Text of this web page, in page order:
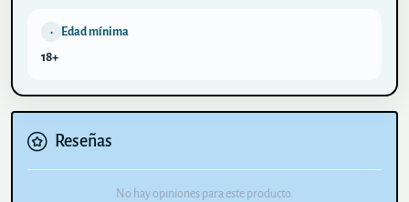
• Edad mínima
18+
Reseñas
No hay opiniones para este producto.